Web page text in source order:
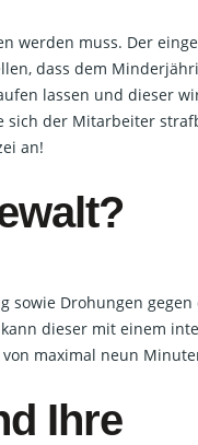
werden muss. Der
dass dem
lassen und dieser
sich der Mitarbeiter
an!
sowie Drohungen
dieser mit einem
maximal neun
Ihre